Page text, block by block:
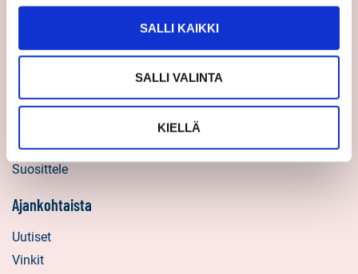
SALLI KAIKKI
SALLI VALINTA
KIELLÄ
Yhteystiedot
Toimipisteet
Sp-Koti Keskusyksikkö
Suosittele
Ajankohtaista
Uutiset
Vinkit